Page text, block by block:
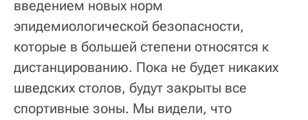
введением новых норм
эпидемиологической безопасности,
которые в большей степени относятся к
дистанцированию. Пока не будет никаких
шведских столов, будут закрыты все
спортивные зоны. Мы видели, что